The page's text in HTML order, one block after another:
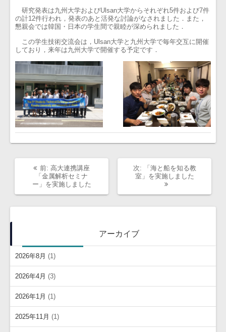
研究発表は九州大学およびUlsan大学からそれぞれ5件および7件
の計12件行われ，発表のあと活発な討論がなされました．また，
懇親会では韓国・日本の学生間で親睦が深められました．
この学生技術交流会は，Ulsan大学と九州大学で毎年交互に開催
しており，来年は九州大学で開催する予定です．
前: 過
去
の
高大連携講座
「金属解析セミナ
ー」を実施しました
次:
次
の
「海と船を知る教
室」を実施しました
アーカイブ
2026年8月 (1)
2026年4月 (3)
2026年1月 (1)
2025年11月 (1)